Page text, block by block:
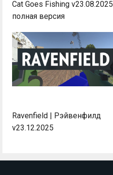
Cat Goes Fishing v23.08.2025
полная версия
Ravenfield | Рэйвенфилд
v23.12.2025